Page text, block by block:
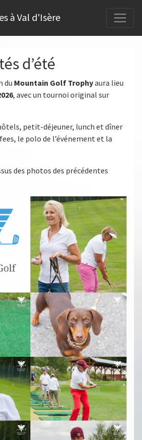
à Val d'Isère
d’été
du Mountain Golf Trophyaura lieu
, avec un tournoi original sur
petit-déjeuner, lunch et dîner
le polo de l’événement et la
des photos des précédentes